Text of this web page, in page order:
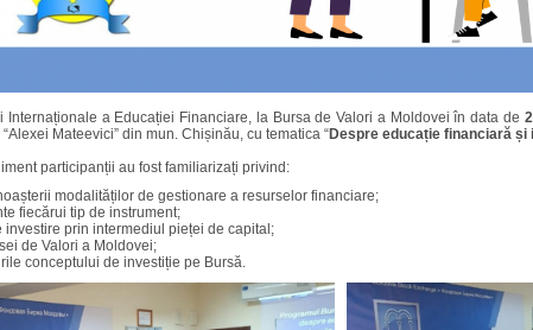
Internaționale a Educației Financiare, la Bursa de Valori a Moldovei în data de
Mateevici” din mun. Chișinău, cu tematica “Despre educație financiară și
participanții au fost familiarizați privind:
modalităților de gestionare a resurselor financiare;
fiecărui tip de instrument;
investire prin intermediul pieței de capital;
de Valori a Moldovei;
conceptului de investiție pe Bursă.